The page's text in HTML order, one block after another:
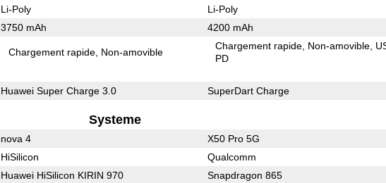
Li-Poly Li-Poly
3750 mAh 4200 mAh
Chargement rapide Non-amovible
Chargement rapide Non-amovible
PD
Huawei Super Charge 3.0 SuperDart Charge
Systeme
nova 4 X50 Pro 5G
HiSilicon Qualcomm
Huawei HiSilicon KIRIN 970 Snapdragon 865